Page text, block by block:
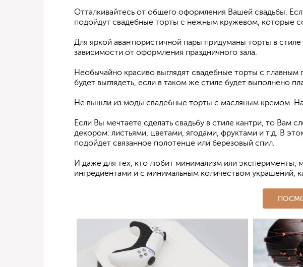
Отталкивайтесь от общего оформления Вашей свадьбы.
подойдут свадебные торты с нежным кружевом, которые
Для яркой авантюристичной пары придуманы торты в
зависимости от оформления праздничного зала.
Необычайно красиво выглядят свадебные торты с
будет выглядеть, если в таком же стиле будет выполнено
Не вышли из моды свадебные торты с масляным кремом.
Если Вы мечтаете сделать свадьбу в стиле кантри, то Вам
декором: листьями, цветами, ягодами, фруктами и т.д. В
подойдет связанное полотенце или березовый спил.
И даже для тех, кто любит минимализм или эксперименты,
ингредиентами и с минимальным количеством украшений,